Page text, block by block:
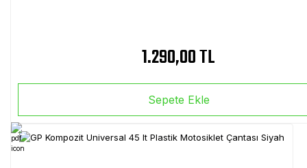
1.290,00 TL
Sepete Ekle